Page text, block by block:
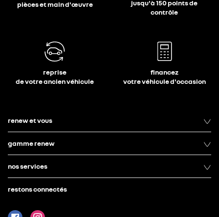
pièces et main d'œuvre
jusqu'à 150 points de
contrôle
reprise
de votre ancien véhicule
financez
votre véhicule d'occasion
renew et vous
gamme renew
nos services
restons connectés